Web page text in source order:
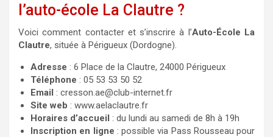
l’auto-école La Clautre ?
Voici comment contacter et s’inscrire à l’Auto-École La
Clautre, située à Périgueux (Dordogne).
Adresse : 6 Place de la Clautre, 24000 Périgueux
Téléphone : 05 53 53 50 52
Email : cresson.ae@club-internet.fr
Site web : www.aelaclautre.fr
Horaires d’accueil : du lundi au samedi de 8h à 19h
Inscription en ligne : possible via Pass Rousseau pour